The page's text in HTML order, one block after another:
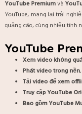
YouTube Premiumvà
YouTube, mang lại trải
quảng cáo, cùng nhiều tính
YouTube
Xem video không
Phát video trong nền
Tải video để xem
Truy cập YouTube
Bao gồm YouTube